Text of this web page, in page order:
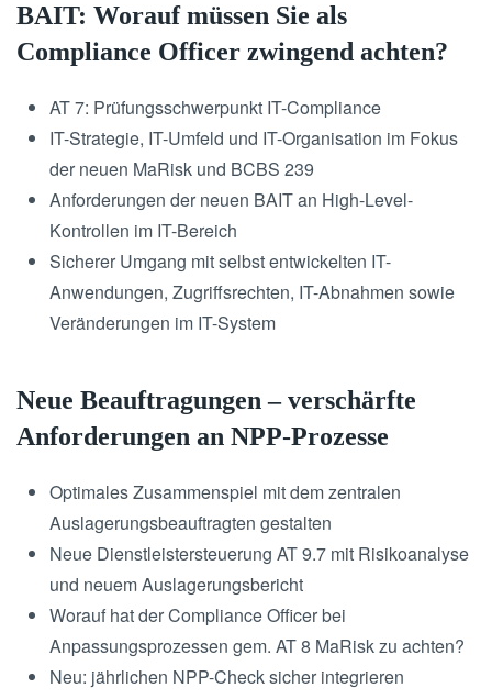
BAIT: Worauf müssen Sie als
Compliance Officer zwingend achten?
AT 7: Prüfungsschwerpunkt IT-Compliance
IT-Strategie, IT-Umfeld und IT-Organisation im Fokus
der neuen MaRisk und BCBS 239
Anforderungen der neuen BAIT an High-Level-
Kontrollen im IT-Bereich
Sicherer Umgang mit selbst entwickelten IT-
Anwendungen, Zugriffsrechten, IT-Abnahmen sowie
Veränderungen im IT-System
Neue Beauftragungen – verschärfte
Anforderungen an NPP-Prozesse
Optimales Zusammenspiel mit dem zentralen
Auslagerungsbeauftragten gestalten
Neue Dienstleistersteuerung AT 9.7 mit Risikoanalyse
und neuem Auslagerungsbericht
Worauf hat der Compliance Officer bei
Anpassungsprozessen gem. AT 8 MaRisk zu achten?
Neu: jährlichen NPP-Check sicher integrieren